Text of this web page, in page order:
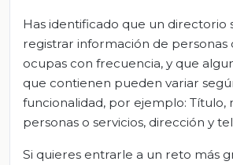
Has identificado que un directorio
registrar información de personas
ocupas con frecuencia, y que
que contienen pueden variar
funcionalidad, por ejemplo: Título,
personas o servicios, dirección y
Si quieres entrarle a un reto más